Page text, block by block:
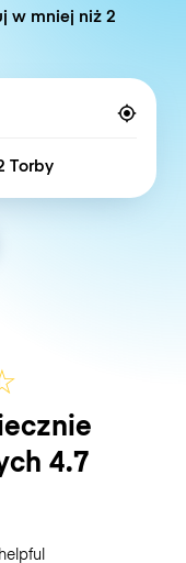
w mniej niż 2
of bags
Torby
4.7